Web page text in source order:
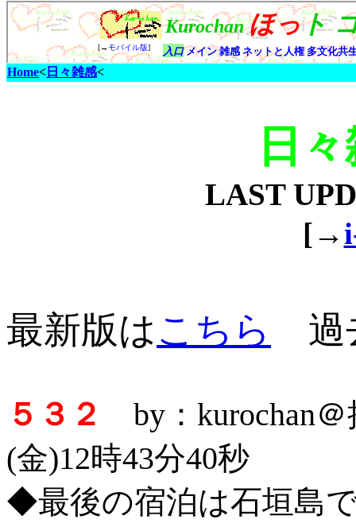
Home< 日々雑感<
日
LAST
[→
最新版はこちら 過
５３２
by：kurochan
(金)12時43分40秒
◆最後の宿泊は石垣島